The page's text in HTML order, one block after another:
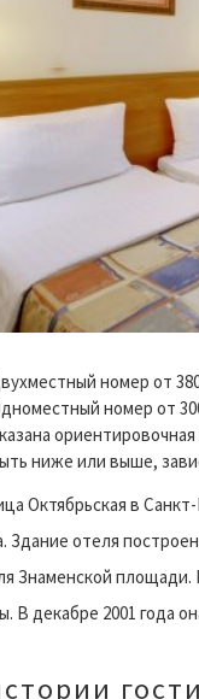
номер от
номер от
ниже или выше,
Октябрьская в
Здание отеля
Знаменской площади.
В декабре 2001 года